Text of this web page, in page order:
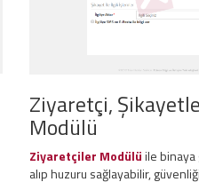
Ziyaretçi,
Modülü
Ziyaretçiler Modülüile binaya
alıp huzuru sağlayabilir,